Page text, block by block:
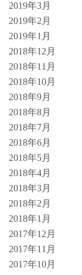
2019年3月
2019年2月
2019年1月
2018年12月
2018年11月
2018年10月
2018年9月
2018年8月
2018年7月
2018年6月
2018年5月
2018年4月
2018年3月
2018年2月
2018年1月
2017年12月
2017年11月
2017年10月